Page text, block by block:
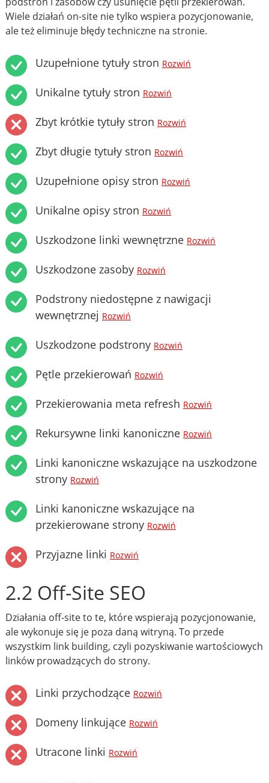
Wiele działań on-site nie tylko wspiera pozycjonowanie,
ale też eliminuje błędy techniczne na stronie.
Uzupełnione tytuły stron Rozwiń
Unikalne tytuły stron Rozwiń
Zbyt krótkie tytuły stron Rozwiń
Zbyt długie tytuły stron Rozwiń
Uzupełnione opisy stron Rozwiń
Unikalne opisy stron Rozwiń
Uszkodzone linki wewnętrzne Rozwiń
Uszkodzone zasoby Rozwiń
Podstrony niedostępne z nawigacji
wewnętrznej Rozwiń
Uszkodzone podstrony Rozwiń
Pętle przekierowań Rozwiń
Przekierowania meta refresh Rozwiń
Rekursywne linki kanoniczne Rozwiń
Linki kanoniczne wskazujące na uszkodzone
strony Rozwiń
Linki kanoniczne wskazujące na
przekierowane strony Rozwiń
Przyjazne linki Rozwiń
2.2 Off-Site SEO
Działania off-site to te, które wspierają pozycjonowanie,
ale wykonuje się je poza daną witryną. To przede
wszystkim link building, czyli pozyskiwanie wartościowych
linków prowadzących do strony.
Linki przychodzące Rozwiń
Domeny linkujące Rozwiń
Utracone linki Rozwiń